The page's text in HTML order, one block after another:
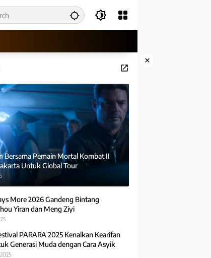
×
Bersama Pemain Mortal Kombat II
Untuk Global Tour
More 2026 Gandeng Bintang
Yiran dan Meng Ziyi
PARARA 2025 Kenalkan Kearifan
Generasi Muda dengan Cara Asyik